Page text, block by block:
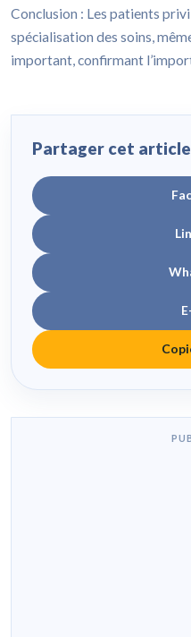
Conclusion : Les patients
spécialisation des soins,
important, confirmant
Partager cet article